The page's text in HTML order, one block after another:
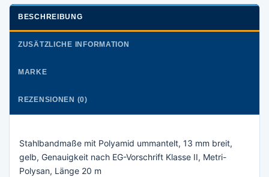
BESCHREIBUNG
ZUSÄTZLICHE INFORMATION
MARKE
REZENSIONEN (0)
Stahlbandmaße mit Polyamid ummantelt, 13 mm breit,
gelb, Genauigkeit nach EG-Vorschrift Klasse II, Metri-
Polysan, Länge 20 m